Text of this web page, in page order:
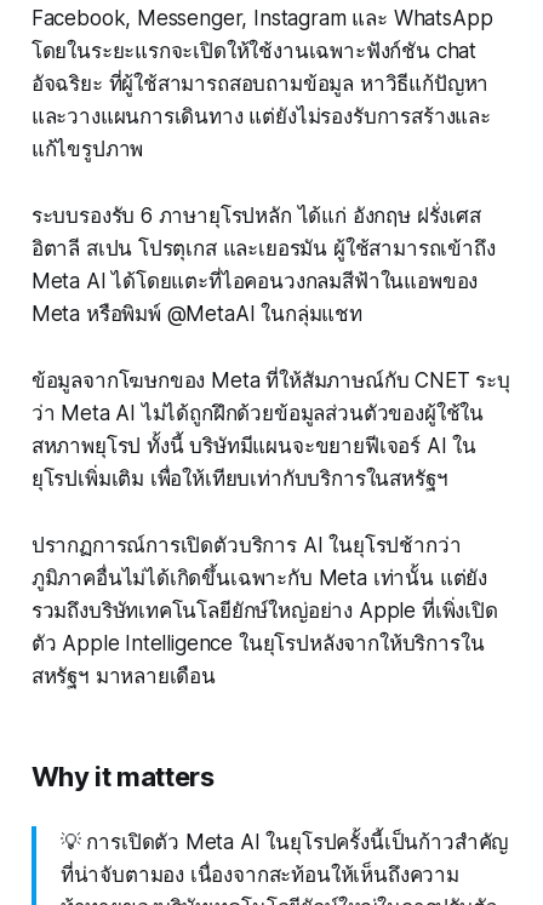
Facebook, Messenger, Instagram และ WhatsApp
โดยในระยะแรกจะเปิดให้ใช้งานเฉพาะฟังก์ชัน chat
อัจฉริยะ ที่ผู้ใช้สามารถสอบถามข้อมูล หาวิธีแก้ปัญหา
และวางแผนการเดินทาง แต่ยังไม่รองรับการสร้างและ
แก้ไขรูปภาพ
ระบบรองรับ 6 ภาษายุโรปหลัก ได้แก่ อังกฤษ ฝรั่งเศส
อิตาลี สเปน โปรตุเกส และเยอรมัน ผู้ใช้สามารถเข้าถึง
Meta AI ได้โดยแตะที่ไอคอนวงกลมสีฟ้าในแอพของ
Meta หรือพิมพ์ @MetaAI ในกลุ่มแชท
ข้อมูลจากโฆษกของ Meta ที่ให้สัมภาษณ์กับ CNET ระบุ
ว่า Meta AI ไม่ได้ถูกฝึกด้วยข้อมูลส่วนตัวของผู้ใช้ใน
สหภาพยุโรป ทั้งนี้ บริษัทมีแผนจะขยายฟีเจอร์ AI ใน
ยุโรปเพิ่มเติม เพื่อให้เทียบเท่ากับบริการในสหรัฐฯ
ปรากฏการณ์การเปิดตัวบริการ AI ในยุโรปช้ากว่า
ภูมิภาคอื่นไม่ได้เกิดขึ้นเฉพาะกับ Meta เท่านั้น แต่ยัง
รวมถึงบริษัทเทคโนโลยียักษ์ใหญ่อย่าง Apple ที่เพิ่งเปิด
ตัว Apple Intelligence ในยุโรปหลังจากให้บริการใน
สหรัฐฯ มาหลายเดือน
Why it matters
💡 การเปิดตัว Meta AI ในยุโรปครั้งนี้เป็นก้าวสำคัญ
ที่น่าจับตามอง เนื่องจากสะท้อนให้เห็นถึงความ